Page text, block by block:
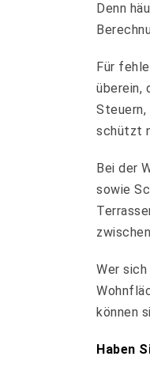
Denn
Für
überein,
Steuern,
schützt
Bei der
sowie
Wer
können
Haben